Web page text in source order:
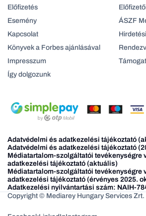
Előfizetés
Esemény
Kapcsolat
Könyvek a Forbes ajánlásával
Impresszum
Így dolgozunk
ÁSZF
Adatvédelmi és adatkezelési tájékoztató
Adatvédelmi és adatkezelési tájékoztató
Médiatartalom-szolgáltatói tevékenységre
adatkezelési tájékoztató (aktuális)
Médiatartalom-szolgáltatói tevékenységre
adatkezelési tájékoztató (érvényes 2025.
Adatkezelési nyilvántartási szám: NAIH-
Copyright © Mediarey Hungary Services Zrt.